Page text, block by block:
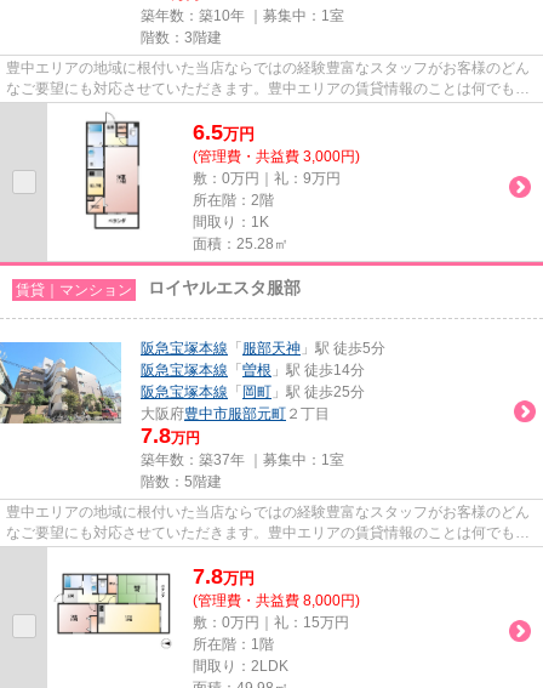
築年数：築10年 ｜募集中： 1室
階数：3階建
豊中エリアの地域に根付いた当店ならではの経験豊富なスタッフがお客様のどん
なご要望にも対応させていただきます。豊中エリアの賃貸情報のことは何でもお
気軽にご相談ください。一生...
6.5万円
(管理費・共益費 3,000円)
敷：0万円｜礼：9万円
所在階：2階
間取り：1K
面積：25.28㎡
賃貸｜マンション ロイヤルエスタ服部
阪急宝塚本線 「 服部天神 」駅 徒歩5分
阪急宝塚本線 「 曽根 」駅 徒歩14分
阪急宝塚本線 「 岡町 」駅 徒歩25分
大阪府豊中市服部元町 ２丁目
7.8万円
築年数：築37年 ｜募集中： 1室
階数：5階建
豊中エリアの地域に根付いた当店ならではの経験豊富なスタッフがお客様のどん
なご要望にも対応させていただきます。豊中エリアの賃貸情報のことは何でもお
7.8万円
(管理費・共益費 8,000円)
敷：0万円｜礼：15万円
所在階：1階
間取り：2LDK